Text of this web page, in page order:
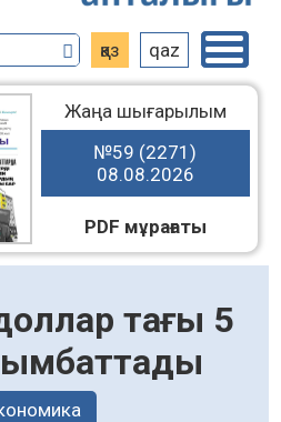
қаз qaz
Жаңа шығарылым
№59 (2271)
08.08.2026
PDF мұрағаты
тағы 5